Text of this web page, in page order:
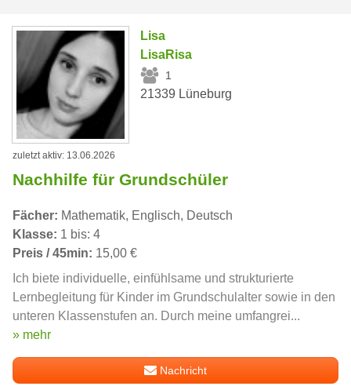
Lisa
LisaRisa
1
21339 Lüneburg
zuletzt aktiv: 13.06.2026
Nachhilfe für Grundschüler
Fächer: Mathematik, Englisch, Deutsch
Klasse: 1 bis: 4
Preis / 45min: 15,00 €
Ich biete individuelle, einfühlsame und strukturierte
Lernbegleitung für Kinder im Grundschulalter sowie in den
unteren Klassenstufen an. Durch meine umfangrei...
» mehr
Nachricht